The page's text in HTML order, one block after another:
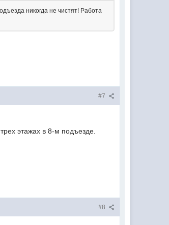
никогда не чистят! Работа
#7
этажах в 8-м подъезде.
#8